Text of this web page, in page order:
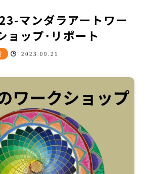
マンダラアートワー
ョップ･リポート
2023.09.21